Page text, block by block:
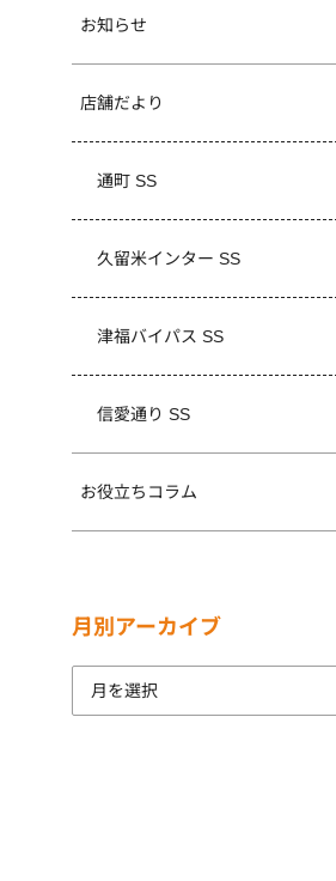
お知らせ
店舗だより
通町 SS
久留米インター SS
津福バイパス SS
信愛通り SS
お役立ちコラム
月別アーカイブ